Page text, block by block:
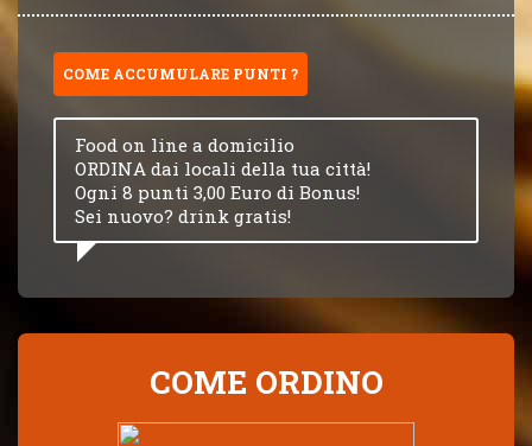
COME ACCUMULARE PUNTI ?
Food on line a domicilio
ORDINA dai locali della tua città!
Ogni 8 punti 3,00 Euro di Bonus!
Sei nuovo? drink gratis!
COME ORDINO